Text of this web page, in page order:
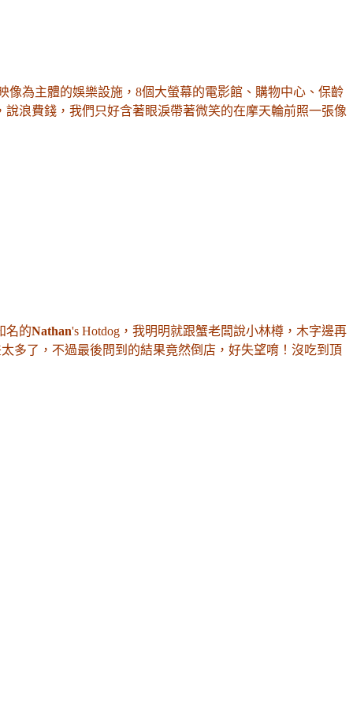
像為主體的娛樂設施，8個大螢幕的電影館、購物中心、保齡
浪費錢，我們只好含著眼淚帶著微笑的在摩天輪前照一張像
名的Nathan's Hotdog ，我明明就跟蟹老闆說小林樽 ，木字邊再
多了 ， 不過最後問到的結果竟然倒店 ，好失望唷 ！沒吃到頂